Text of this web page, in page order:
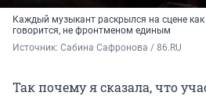
Каждый музыкант раскрылся на сцене
говорится, не фронтменом единым
Источник: Сабина Сафронова / 86.RU
Так почему я сказала, что